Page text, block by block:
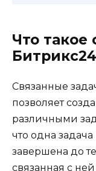
Что такое
Битрикс24
Связанные
позволяет
различными
что одна
завершена до
связанная с ней